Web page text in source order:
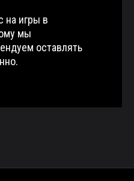
на игры в
мы
оставлять